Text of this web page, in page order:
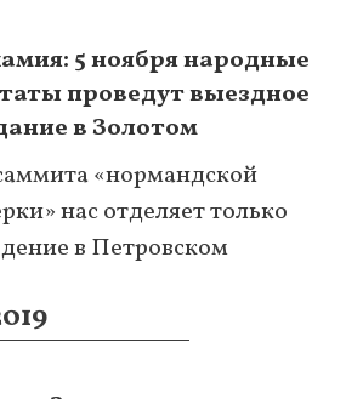
5 ноября народные
проведут выездное
в Золотом
«нормандской
нас отделяет только
в Петровском